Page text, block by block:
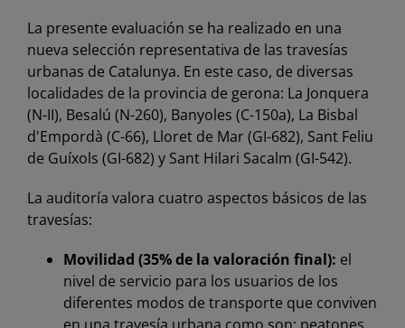
La presente evaluación se ha realizado en una
nueva selección representativa de las travesías
urbanas de Catalunya. En este caso, de diversas
localidades de la provincia de gerona: La Jonquera
(N-II), Besalú (N-260), Banyoles (C-150a), La Bisbal
d'Empordà (C-66), Lloret de Mar (GI-682), Sant Feliu
de Guíxols (GI-682) y Sant Hilari Sacalm (GI-542).
La auditoría valora cuatro aspectos básicos de las
travesías:
Movilidad (35% de la valoración final): el
nivel de servicio para los usuarios de los
diferentes modos de transporte que conviven